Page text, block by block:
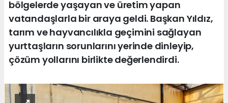
bölgelerde yaşayan ve üretim yapan
vatandaşlarla bir araya geldi. Başkan Yıldız,
tarım ve hayvancılıkla geçimini sağlayan
yurttaşların sorunlarını yerinde dinleyip,
çözüm yollarını birlikte değerlendirdi.